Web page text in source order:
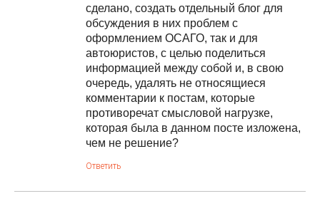
сделано, создать отдельный блог для
обсуждения в них проблем с
оформлением ОСАГО, так и для
автоюристов, с целью поделиться
информацией между собой и, в свою
очередь, удалять не относящиеся
комментарии к постам, которые
противоречат смысловой нагрузке,
которая была в данном посте изложена,
чем не решение?
Ответить